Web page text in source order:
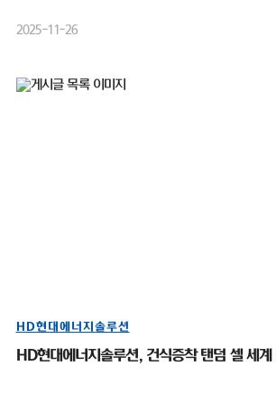
2025-11-26
HD현대에너지솔루션
HD현대에너지솔루션, 건식증착 탠덤 셀 세